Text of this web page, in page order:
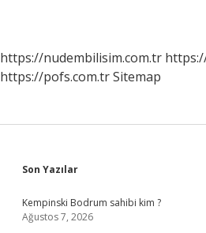
https://nudembilisim.com.tr
https://pofs.com.trSitemap
Sidebar
Son Yazılar
Kempinski Bodrum sahibi kim ?
Ağustos 7, 2026